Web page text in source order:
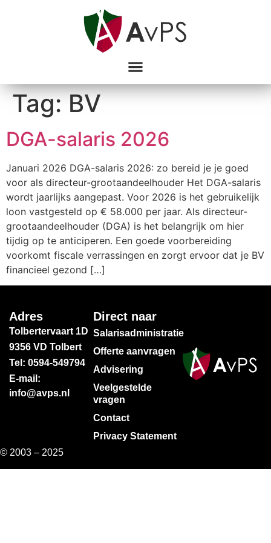
Tag:BV
DGA-salaris 2026
Januari 2026 DGA-salaris 2026: zo bereid je je goed
voor als directeur-grootaandeelhouder Het DGA-salaris
wordt jaarlijks aangepast. Voor 2026 is het gebruikelijk
loon vastgesteld op € 58.000 per jaar. Als directeur-
grootaandeelhouder (DGA) is het belangrijk om hier
tijdig op te anticiperen. Een goede voorbereiding
voorkomt fiscale verrassingen en zorgt ervoor dat je BV
financieel gezond […]
Adres
Tolbertervaart 1D
9356 VD Tolbert
Tel: 0594-549794
E-mail:
info@avps.nl
Direct naar
Salarisadministratie
Offerte aanvragen
Advisering
Veelgestelde
vragen
Contact
Privacy Statement
© 2003 – 2025